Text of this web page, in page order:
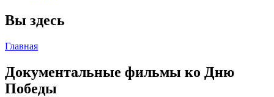
Вы здесь
Главная
Документальные фильмы ко Дню
Победы